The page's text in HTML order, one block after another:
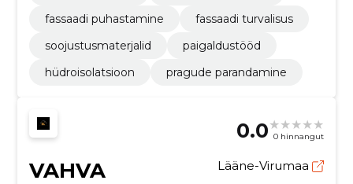
fassaadi puhastamine
fassaadi turvalisus
soojustusmaterjalid
paigaldustööd
hüdroisolatsioon
pragude parandamine
0.0 0 hinnangut
VAHVA
Lääne-Virumaa